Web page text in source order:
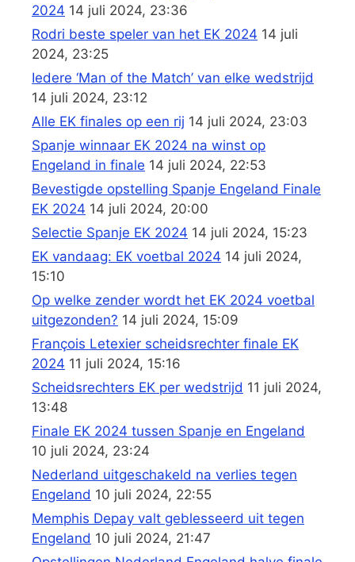
2024 14 juli 2024, 23:36
Rodri beste speler van het EK 2024 14 juli
2024, 23:25
Iedere ‘Man of the Match’ van elke wedstrijd
14 juli 2024, 23:12
Alle EK finales op een rij 14 juli 2024, 23:03
Spanje winnaar EK 2024 na winst op
Engeland in finale 14 juli 2024, 22:53
Bevestigde opstelling Spanje Engeland Finale
EK 2024 14 juli 2024, 20:00
Selectie Spanje EK 2024 14 juli 2024, 15:23
EK vandaag: EK voetbal 2024 14 juli 2024,
15:10
Op welke zender wordt het EK 2024 voetbal
uitgezonden? 14 juli 2024, 15:09
François Letexier scheidsrechter finale EK
2024 11 juli 2024, 15:16
Scheidsrechters EK per wedstrijd 11 juli 2024,
13:48
Finale EK 2024 tussen Spanje en Engeland
10 juli 2024, 23:24
Nederland uitgeschakeld na verlies tegen
Engeland 10 juli 2024, 22:55
Memphis Depay valt geblesseerd uit tegen
Engeland 10 juli 2024, 21:47